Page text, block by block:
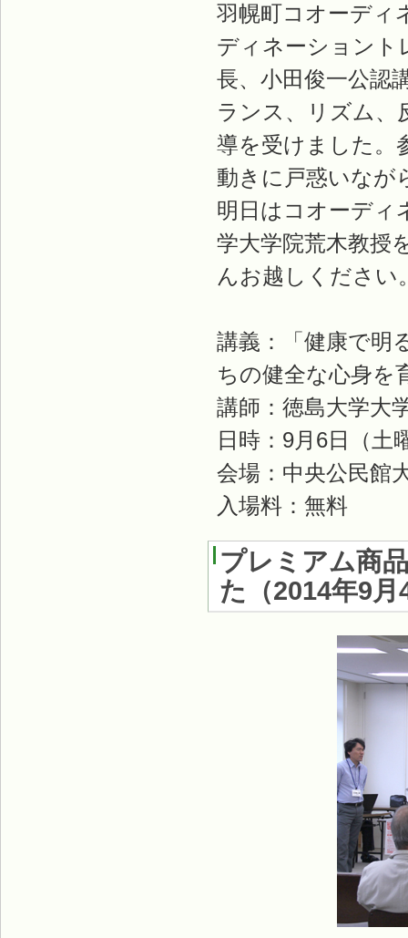
羽幌町コオーディ
ディネーショント
長、小田俊一公認
ランス、リズム、
導を受けました。
動きに戸惑いなが
明日はコオーディ
学大学院荒木教授
んお越しください
講義：「健康で明
ちの健全な心身を
講師：徳島大学
日時：9月6日（土
会場：中央公民館
入場料：無料
プレミアム商
た （2014年9月